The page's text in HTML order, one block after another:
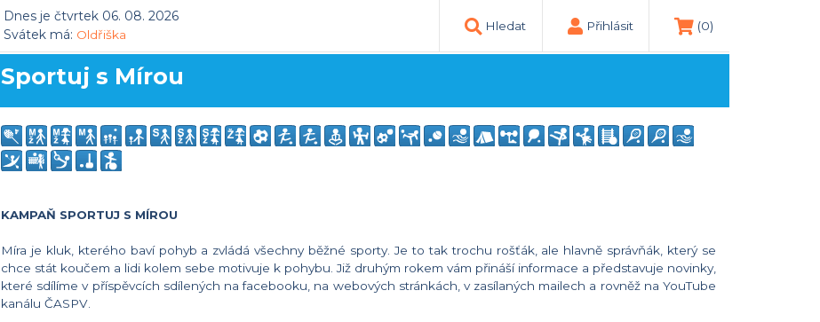
Dnes je čtvrtek 06. 08. 2026
Svátek má: Oldřiška
Hledat Přihlásit (0)
Sportuj s Mírou
KAMPAŇ SPORTUJ S MÍROU
Míra je kluk, kterého baví pohyb a zvládá všechny běžné sporty. Je to tak trochu rošťák, ale hlavně správňák, který se
chce stát koučem a lidi kolem sebe motivuje k pohybu. Již druhým rokem vám přináší informace a představuje novinky,
které sdílíme v příspěvcích sdílených na facebooku, na webových stránkách, v zasílaných mailech a rovněž na YouTube
kanálu ČASPV.